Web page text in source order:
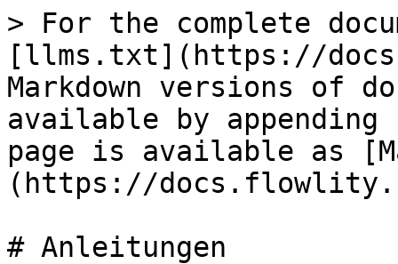
> For the complete
[llms.txt](https://
Markdown versions of
available by
page is available as
(https://
# Anleitungen